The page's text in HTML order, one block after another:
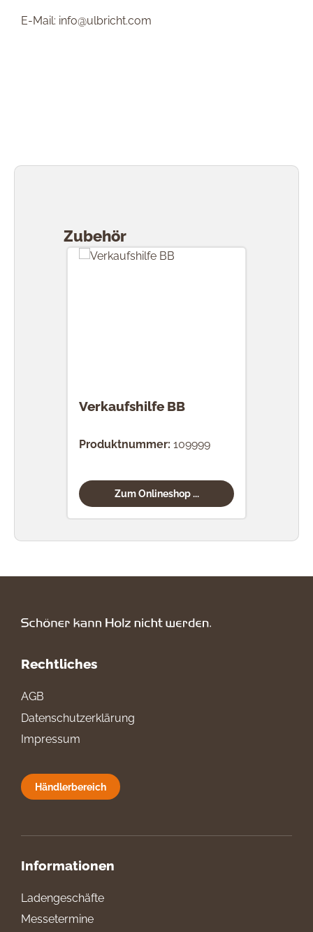
E-Mail: info@ulbricht.com
Zubehör
Verkaufshilfe BB
Produktnummer: 109999
Zum Onlineshop ...
Rechtliches
AGB
Datenschutzerklärung
Impressum
Händlerbereich
Informationen
Ladengeschäfte
Messetermine